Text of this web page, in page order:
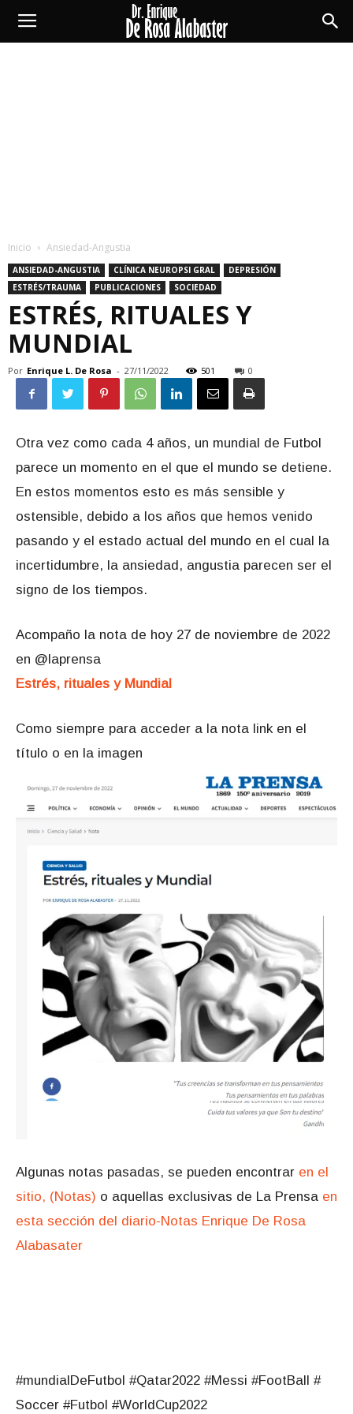
Enrique
Inicio Ansiedad-Angustia
ANSIEDAD-ANGUSTIA CLÍNICA NEUROPSI GRAL
DEPRESIÓN
ESTRÉS/TRAUMA
PUBLICACIONES SOCIEDAD
ESTRÉS, RITUALES Y
MUNDIAL
Por Enrique L. De Rosa - 27/11/2022 501 0
Otra vez como cada 4 años, un mundial de Futbol
parece un momento en el que el mundo se detiene.
En estos momentos esto es más sensible y
ostensible, debido a los años que hemos venido
pasando y el estado actual del mundo en el cual la
incertidumbre, la ansiedad, angustia parecen ser el
signo de los tiempos.
Acompaño la nota de hoy 27 de noviembre de 2022
en @laprensa
Estrés, rituales y Mundial
Como siempre para acceder a la nota link en el
título o en la imagen
Algunas notas pasadas, se pueden encontrar en el
sitio, (Notas) o aquellas exclusivas de La Prensa en
esta sección del diario-Notas Enrique De Rosa
Alabasater
#mundialDeFutbol #Qatar2022 #Messi #FootBall #
Soccer #Futbol #WorldCup2022